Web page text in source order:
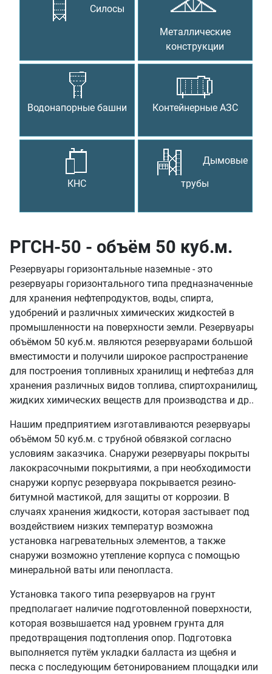
Силосы
Металлические
конструкции
Водонапорные башни Контейнерные АЗС
КНС
Дымовые
трубы
РГСН-50 - объём 50 куб.м.
Резервуары горизонтальные наземные - это
резервуары горизонтального типа предназначенные
для хранения нефтепродуктов, воды, спирта,
удобрений и различных химических жидкостей в
промышленности на поверхности земли. Резервуары
объёмом 50 куб.м. являются резервуарами большой
вместимости и получили широкое распространение
для построения топливных хранилищ и нефтебаз для
хранения различных видов топлива, спиртохранилищ,
жидких химических веществ для производства и др..
Нашим предприятием изготавливаются резервуары
объёмом 50 куб.м. с трубной обвязкой согласно
условиям заказчика. Снаружи резервуары покрыты
лакокрасочными покрытиями, а при необходимости
снаружи корпус резервуара покрывается резино-
битумной мастикой, для защиты от коррозии. В
случаях хранения жидкости, которая застывает под
воздействием низких температур возможна
установка нагревательных элементов, а также
снаружи возможно утепление корпуса с помощью
минеральной ваты или пенопласта.
Установка такого типа резервуаров на грунт
предполагает наличие подготовленной поверхности,
которая возвышается над уровнем грунта для
предотвращения подтопления опор. Подготовка
выполняется путём укладки балласта из щебня и
песка с последующим бетонированием площадки или